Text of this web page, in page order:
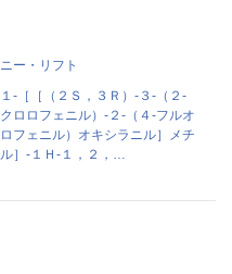
ニー・リフト
１‐［［（２Ｓ，３Ｒ）‐３‐（２‐
クロロフェニル）‐２‐（４‐フルオ
ロフェニル）オキシラニル］メチ
ル］‐１Ｈ‐１，２，…